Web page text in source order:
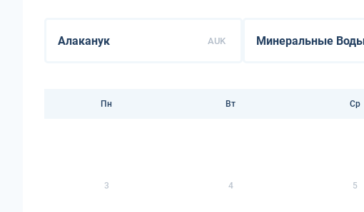
AUK
Пн Вт Ср
3 4 5